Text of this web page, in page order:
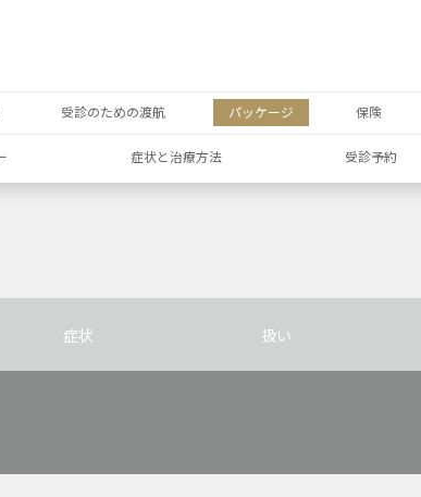
受診のための渡航 パッケージ 保険
症状と治療方法 受診予約
症状 扱い